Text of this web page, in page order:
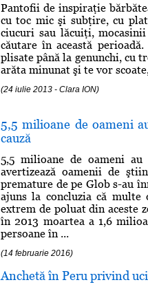
Pantofii de inspiraţie
cu toc mic şi subţire, cu
ciucuri sau lăcuiţi,
căutare în această
plisate până la genunchi, cu
arăta minunat şi te vor
(24 iulie 2013 - Clara ION)
5,5 milioane de oameni
cauză
5,5 milioane de oameni
avertizează oamenii de
premature de pe Glob s-au
ajuns la concluzia că
extrem de poluat din aceste
în 2013 moartea a 1,6
persoane în ...
(14 februarie 2016)
Anchetă în Peru privind